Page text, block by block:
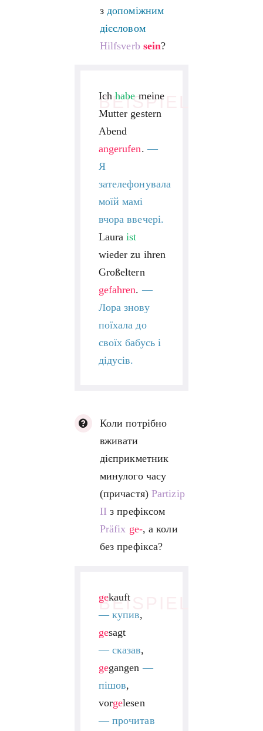
здопоміжним
дієсловом
Hilfsverb sein?
BEISPIEL
Ichhabe meine
Mutter gestern
Abend
angerufen. —
Я
зателефонувала
моїй мамі
вчора ввечері.
Lauraist
wieder zu ihren
Großeltern
gefahren. —
Лора знову
поїхала до
своїх бабусь і
дідусів.
Коли потрібно
вживати
дієприкметник
минулого часу
(причастя) Partizip
IIз префіксом
Präfix ge-, а коли
без префікса?
BEISPIEL
gekauft
—купив,
gesagt
—сказав,
gegangen —
пішов,
vorgelesen
—прочитав